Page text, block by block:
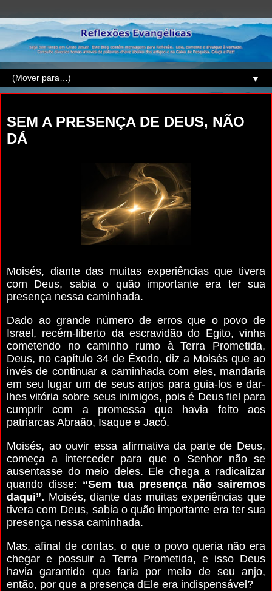
▼
SEM A PRESENÇA DE DEUS, NÃO
DÁ
Moisés, diante das muitas experiências que tivera
com Deus, sabia o quão importante era ter sua
presença nessa caminhada.
Dado ao grande número de erros que o povo de
Israel, recém-liberto da escravidão do Egito, vinha
cometendo no caminho rumo à Terra Prometida,
Deus, no capítulo 34 de Êxodo, diz a Moisés que ao
invés de continuar a caminhada com eles, mandaria
em seu lugar um de seus anjos para guia-los e dar-
lhes vitória sobre seus inimigos, pois é Deus fiel para
cumprir com a promessa que havia feito aos
patriarcas Abraão, Isaque e Jacó.
Moisés, ao ouvir essa afirmativa da parte de Deus,
começa a interceder para que o Senhor não se
ausentasse do meio deles. Ele chega a radicalizar
quando disse: “Sem tua presença não sairemos
daqui”. Moisés, diante das muitas experiências que
tivera com Deus, sabia o quão importante era ter sua
presença nessa caminhada.
Mas, afinal de contas, o que o povo queria não era
chegar e possuir a Terra Prometida, e isso Deus
havia garantido que faria por meio de seu anjo,
então, por que a presença dEle era indispensável?